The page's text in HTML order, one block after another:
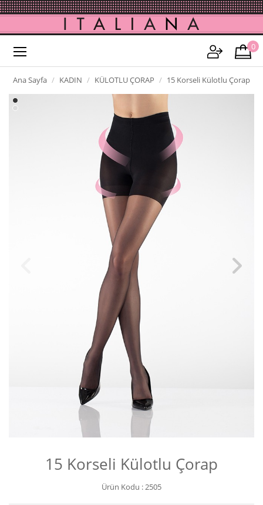
0
Ana Sayfa KADIN KÜLOTLU ÇORAP 15 Korseli Külotlu Çorap
15 Korseli Külotlu Çorap
Ürün Kodu :2505